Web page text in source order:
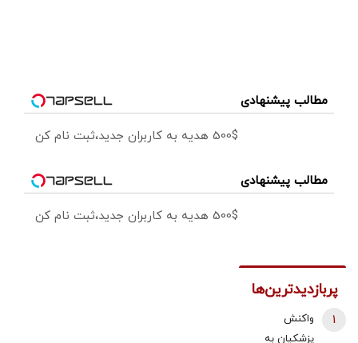
مطالب پیشنهادی
500$ هدیه به کاربران جدید،ثبت نام کن
مطالب پیشنهادی
500$ هدیه به کاربران جدید،ثبت نام کن
پربازدیدترین‌ها
واکنش
پزشکیان به
1